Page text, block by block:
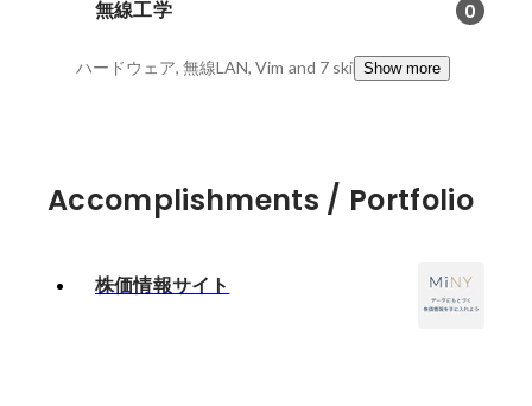
無線工学 0
ハードウェア, 無線LAN, Vim and 7 skillsShow more
Accomplishments / Portfolio
株価情報サイト